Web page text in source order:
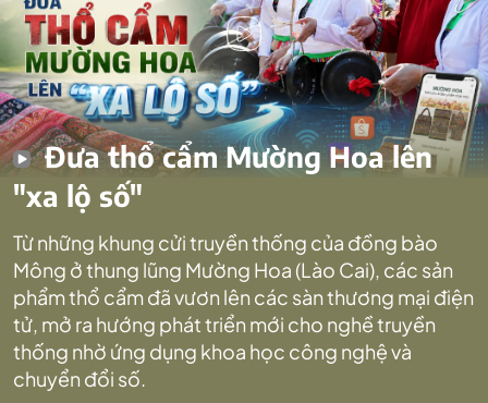
Đưa thổ cẩm Mường Hoa lên
"xa lộ số"
Từ những khung cửi truyền thống của đồng bào
Mông ở thung lũng Mường Hoa (Lào Cai), các sản
phẩm thổ cẩm đã vươn lên các sàn thương mại điện
tử, mở ra hướng phát triển mới cho nghề truyền
thống nhờ ứng dụng khoa học công nghệ và
chuyển đổi số.